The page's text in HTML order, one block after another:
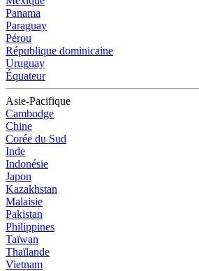
Panama
Paraguay
Pérou
République dominicaine
Uruguay
Équateur
Asie-Pacifique
Cambodge
Chine
Corée du Sud
Inde
Indonésie
Japon
Kazakhstan
Malaisie
Pakistan
Philippines
Taïwan
Thaïlande
Vietnam